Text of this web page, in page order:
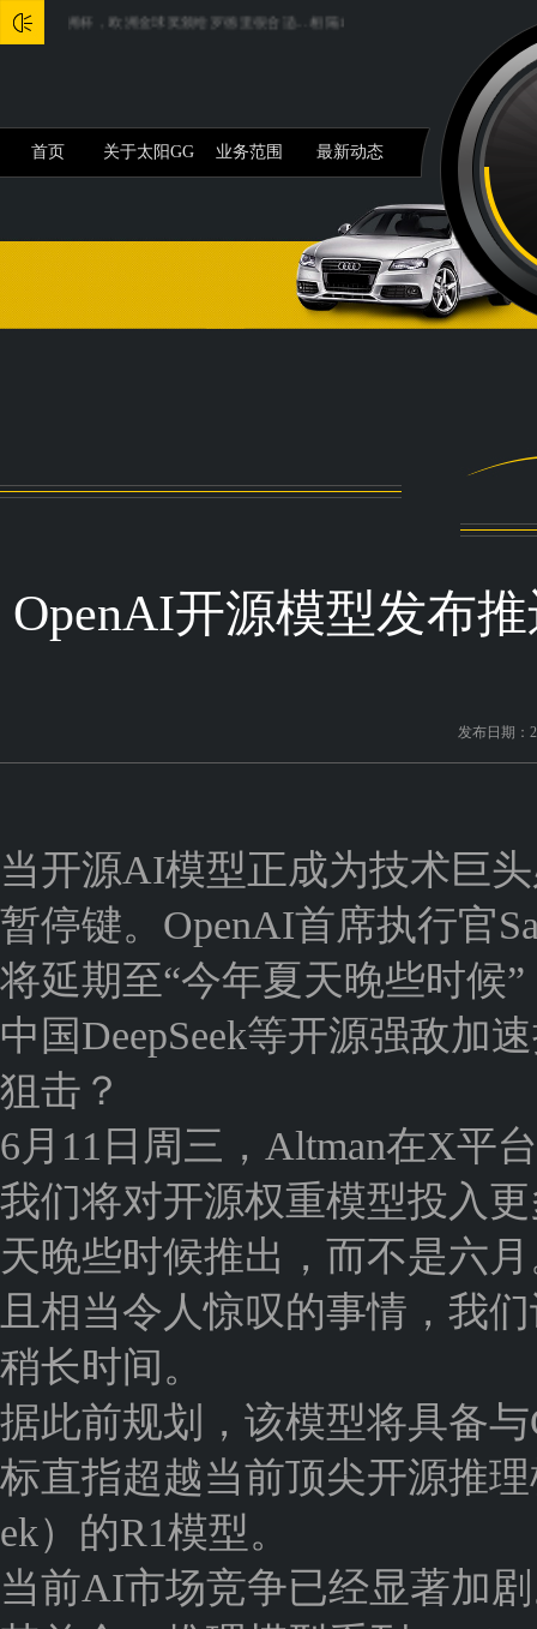
欧洲杯，欧洲金球奖颁给罗德里很合适... 相隔1800公里，“山地公园”和“滨海明珠”
首页 关于太阳GG 业务范围 最新动态
OpenAI开源模型发布
发布日期：
当开源AI模型正成为技术巨
暂停键。OpenAI首席执行官
将延期至“今年夏天晚些时候
中国DeepSeek等开源强敌加
狙击？
6月11日周三，Altman在X平
我们将对开源权重模型投入
天晚些时候推出，而不是六
且相当令人惊叹的事情，我
稍长时间。
据此前规划，该模型将具备
标直指超越当前顶尖开源推
ek）的R1模型。
当前AI市场竞争已经显著加